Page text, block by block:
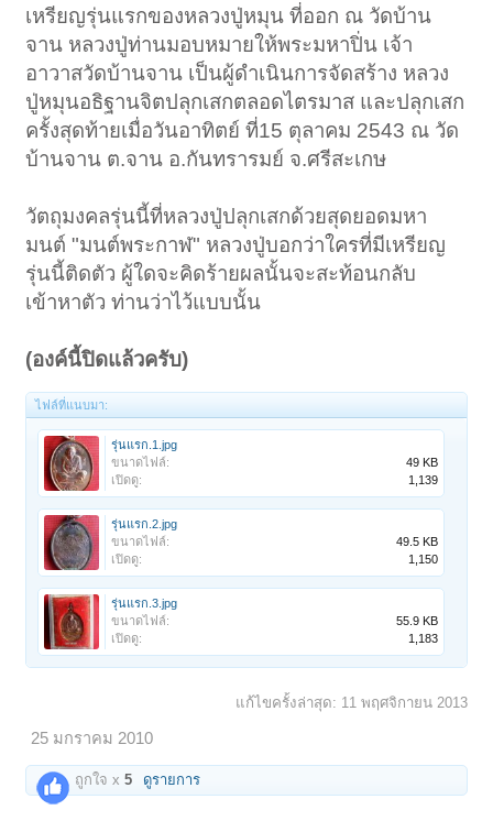
เหรียญรุ่นแรกของหลวงปู่หมุน ที่ออก ณ วัดบ้าน
จาน หลวงปู่ท่านมอบหมายให้พระมหาปิ่น เจ้า
อาวาสวัดบ้านจาน เป็นผู้ดำเนินการจัดสร้าง หลวง
ปู่หมุนอธิฐานจิตปลุกเสกตลอดไตรมาส และปลุกเสก
ครั้งสุดท้ายเมื่อวันอาทิตย์ ที่15 ตุลาคม 2543 ณ วัด
บ้านจาน ต.จาน อ.กันทรารมย์ จ.ศรีสะเกษ
วัตถุมงคลรุ่นนี้ที่หลวงปู่ปลุกเสกด้วยสุดยอดมหา
มนต์ "มนต์พระกาฬ" หลวงปู่บอกว่าใครที่มีเหรียญ
รุ่นนี้ติดตัว ผู้ใดจะคิดร้ายผลนั้นจะสะท้อนกลับ
เข้าหาตัว ท่านว่าไว้แบบนั้น
(องค์นี้ปิดแล้วครับ)
ไฟล์ที่แนบมา:
รุ่นแรก.1.jpg
ขนาดไฟล์:
49 KB
เปิดดู:
1,139
รุ่นแรก.2.jpg
ขนาดไฟล์:
49.5 KB
เปิดดู:
1,150
รุ่นแรก.3.jpg
ขนาดไฟล์:
55.9 KB
เปิดดู:
1,183
แก้ไขครั้งล่าสุด: 11 พฤศจิกายน 2013
25 มกราคม 2010
ถูกใจ x5 ดูรายการ